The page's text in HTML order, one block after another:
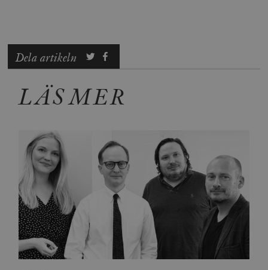
Dela artikeln
LÄS MER